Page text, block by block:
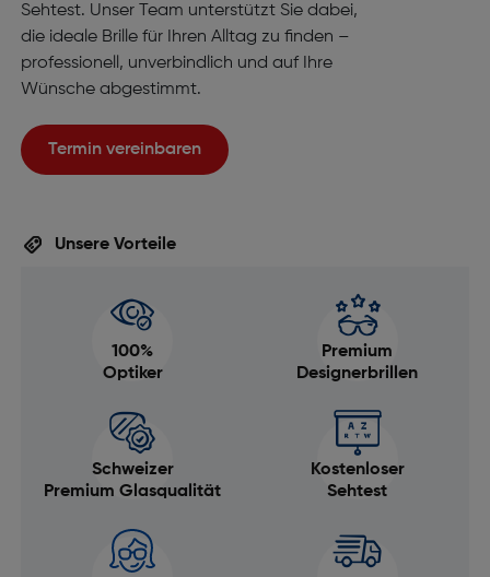
Sehtest. Unser Team unterstützt Sie dabei,
die ideale Brille für Ihren Alltag zu finden –
professionell, unverbindlich und auf Ihre
Wünsche abgestimmt.
Termin vereinbaren
Unsere Vorteile
100%
Optiker
Premium
Designerbrillen
Schweizer
Premium Glasqualität
Kostenloser
Sehtest